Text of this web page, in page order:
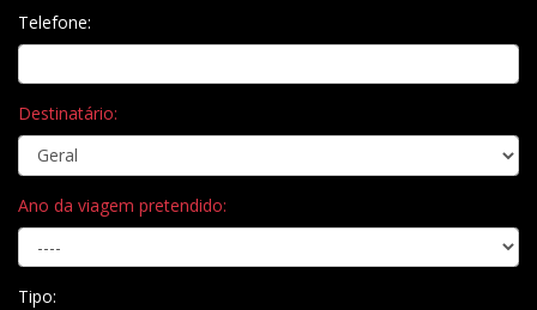
Telefone:
Destinatário:
Ano da viagem pretendido:
Tipo: